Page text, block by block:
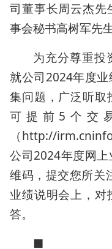
司董事长周云杰先
事会秘书高树军先
为充分尊重投
就公司2024年度
集问题，广泛听取
可提前5个交
（http://
公司2024年度网
维码，提交您所关
业绩说明会上，对
答。
■